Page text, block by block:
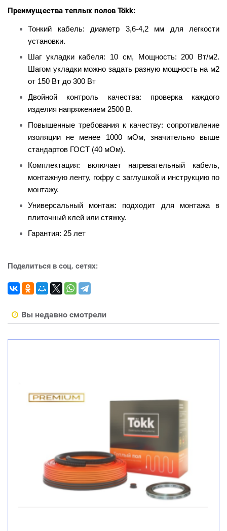
Преимущества теплых полов Tökk:
Тонкий кабель: диаметр 3,6-4,2 мм для легкости
установки.
Шаг укладки кабеля: 10 см, Мощность: 200 Вт/м2.
Шагом укладки можно задать разную мощность на м2
от 150 Вт до 300 Вт
Двойной контроль качества: проверка каждого
изделия напряжением 2500 В.
Повышенные требования к качеству: сопротивление
изоляции не менее 1000 мОм, значительно выше
стандартов ГОСТ (40 мОм).
Комплектация: включает нагревательный кабель,
монтажную ленту, гофру с заглушкой и инструкцию по
монтажу.
Универсальный монтаж: подходит для монтажа в
плиточный клей или стяжку.
Гарантия: 25 лет
Поделиться в соц. сетях:
Вы недавно смотрели